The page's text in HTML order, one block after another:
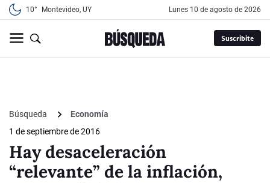
10° Montevideo, UY lunes 10 de agosto de 2026
Suscribite
Búsqueda
Economía
1 de septiembre de 2016
Hay desaceleración
“relevante” de la inflación,